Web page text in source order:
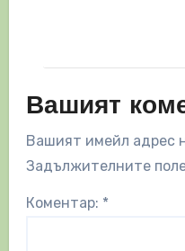
Вашият
Вашият имейл адрес
Задължителните
Коментар: *